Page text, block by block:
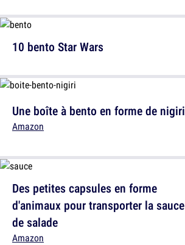
10 bento Star Wars
Une boîte à bento en forme de nigiri
Amazon
Des petites capsules en forme
d'animaux pour transporter la sauce
de salade
Amazon